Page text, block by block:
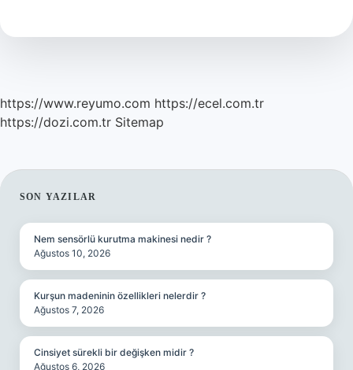
Alıyor
https://www.reyumo.com https://ecel.com.tr
https://dozi.com.tr Sitemap
SIDEBAR
SON YAZILAR
Nem sensörlü kurutma makinesi nedir ?
Ağustos 10, 2026
Kurşun madeninin özellikleri nelerdir ?
Ağustos 7, 2026
Cinsiyet sürekli bir değişken midir ?
Ağustos 6, 2026